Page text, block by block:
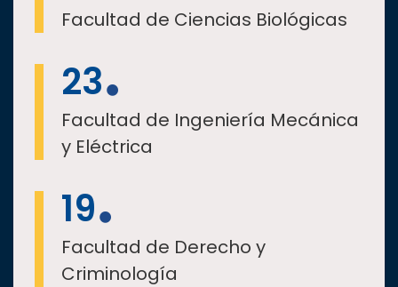
Facultad de Ciencias Biológicas
23
Facultad de Ingeniería Mecánica
y Eléctrica
19
Facultad de Derecho y
Criminología